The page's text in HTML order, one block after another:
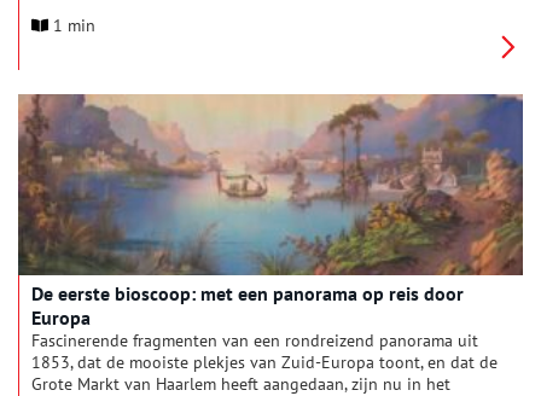
en verfstoffen zijn gebruikt? Is het geweven, gebreid,
ook het maken van reconstructies van vondsten aan bod komt!
1 min
De eerste bioscoop: met een panorama op reis door
Europa
Fascinerende fragmenten van een rondreizend panorama uit
1853, dat de mooiste plekjes van Zuid-Europa toont, en dat de
Grote Markt van Haarlem heeft aangedaan, zijn nu in het